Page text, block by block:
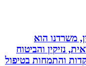
הוא
והביטוח
והתמחות בטיפול